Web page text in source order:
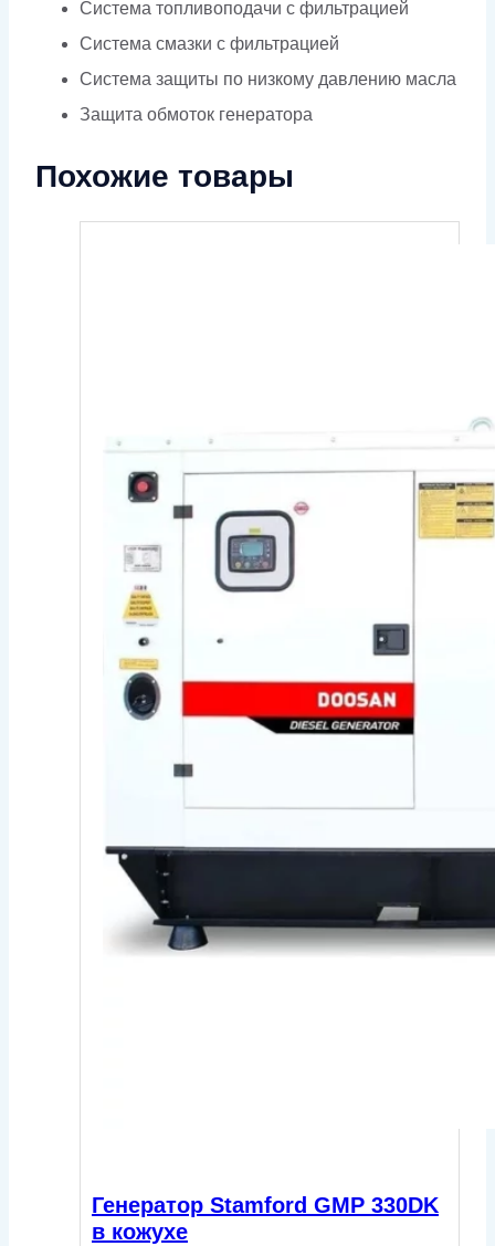
Система топливоподачи с фильтрацией
Система смазки с фильтрацией
Система защиты по низкому давлению масла
Защита обмоток генератора
Похожие товары
Генератор Stamford GMP 330DK
в кожухе